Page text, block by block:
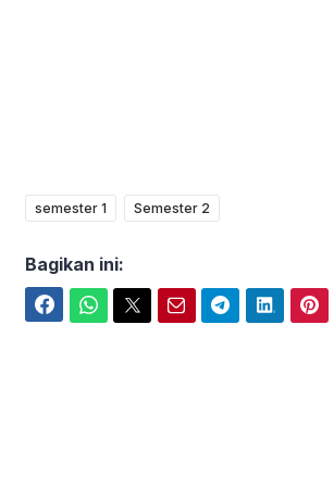
semester 1 Semester 2
Bagikan ini: